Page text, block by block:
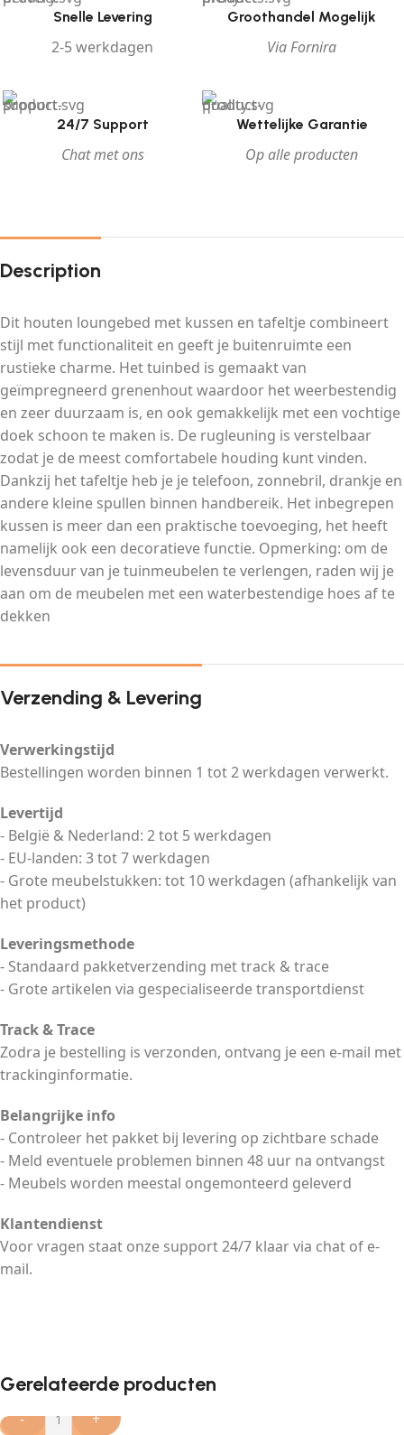
Snelle Levering
2-5 werkdagen
Groothandel Mogelijk
Via Fornira
24/7 Support
Chat met ons
Wettelijke Garantie
Op alle producten
Description
Dit houten loungebed met kussen en tafeltje combineert
stijl met functionaliteit en geeft je buitenruimte een
rustieke charme. Het tuinbed is gemaakt van
geïmpregneerd grenenhout waardoor het weerbestendig
en zeer duurzaam is, en ook gemakkelijk met een vochtige
doek schoon te maken is. De rugleuning is verstelbaar
zodat je de meest comfortabele houding kunt vinden.
Dankzij het tafeltje heb je je telefoon, zonnebril, drankje en
andere kleine spullen binnen handbereik. Het inbegrepen
kussen is meer dan een praktische toevoeging, het heeft
namelijk ook een decoratieve functie. Opmerking: om de
levensduur van je tuinmeubelen te verlengen, raden wij je
aan om de meubelen met een waterbestendige hoes af te
dekken
Verzending & Levering
Verwerkingstijd
Bestellingen worden binnen 1 tot 2 werkdagen verwerkt.
Levertijd
- België & Nederland: 2 tot 5 werkdagen
- EU-landen: 3 tot 7 werkdagen
- Grote meubelstukken: tot 10 werkdagen (afhankelijk van
het product)
Leveringsmethode
- Standaard pakketverzending met track & trace
- Grote artikelen via gespecialiseerde transportdienst
Track & Trace
Zodra je bestelling is verzonden, ontvang je een e-mail met
trackinginformatie.
Belangrijke info
- Controleer het pakket bij levering op zichtbare schade
- Meld eventuele problemen binnen 48 uur na ontvangst
- Meubels worden meestal ongemonteerd geleverd
Klantendienst
Voor vragen staat onze support 24/7 klaar via chat of e-
mail.
Gerelateerde producten
- +